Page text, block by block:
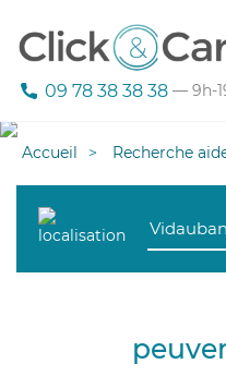
09 78 38 38 38 — 9h-
Accueil Recherche